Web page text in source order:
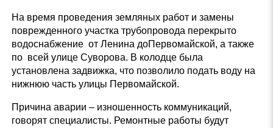
На время проведения земляных работ и замены
поврежденного участка трубопровода перекрыто
водоснабжение от Ленина доПервомайской, а также
по всей улице Суворова. В колодце была
установлена задвижка, что позволило подать воду на
нижнюю часть улицы Первомайской.
Причина аварии – изношенность коммуникаций,
говорят специалисты. Ремонтные работы будут